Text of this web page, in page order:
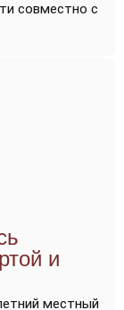
совместно с
и
местный